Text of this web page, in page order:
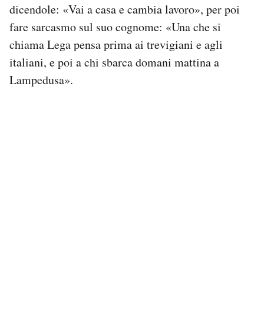
dicendole: «Vai a casa e cambia lavoro», per poi
fare sarcasmo sul suo cognome: «Una che si
chiama Lega pensa prima ai trevigiani e agli
italiani, e poi a chi sbarca domani mattina a
Lampedusa».